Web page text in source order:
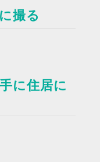
撮る
に住居に